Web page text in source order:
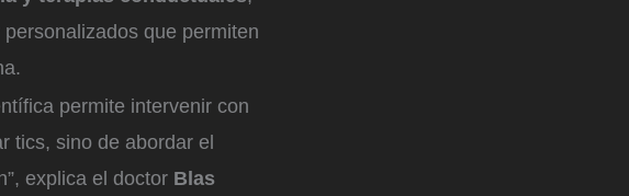
que permiten
permite intervenir con
tics, sino de abordar el
explica el doctor Blas